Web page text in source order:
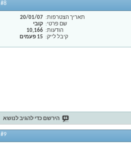
#8
תאריך הצטרפות
20/01/07
שם פרטי
קובי
הודעות
10,166
קיבל לייק
15 פעמים
הירשם כדי להגיב לנושא
#9